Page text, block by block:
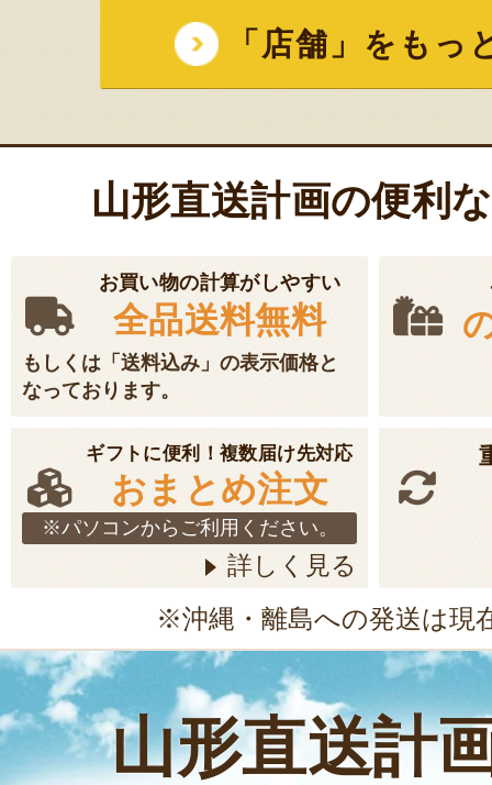
「店舗」をもっ
山形直送計画の便利
お買い物の計算がしやすい
全品送料無料
もしくは「送料込み」の表示価格と
なっております。
ギフトに便利！複数届け先対応
おまとめ注文
※パソコンからご利用ください。
詳しく見る
※沖縄・離島への発送は現
山形直送計